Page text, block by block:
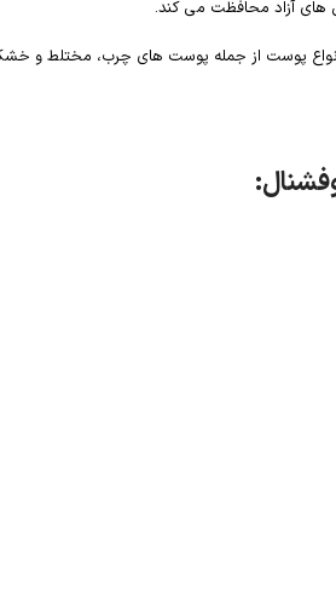
انواع پوست از جمله پوست های چرب، مختلط و